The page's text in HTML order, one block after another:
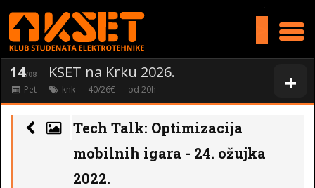
+
14/08 KSET na Krku 2026.
Pet knk— 40/26€ — od 20h
Tech Talk: Optimizacija
mobilnih igara - 24. ožujka
2022.